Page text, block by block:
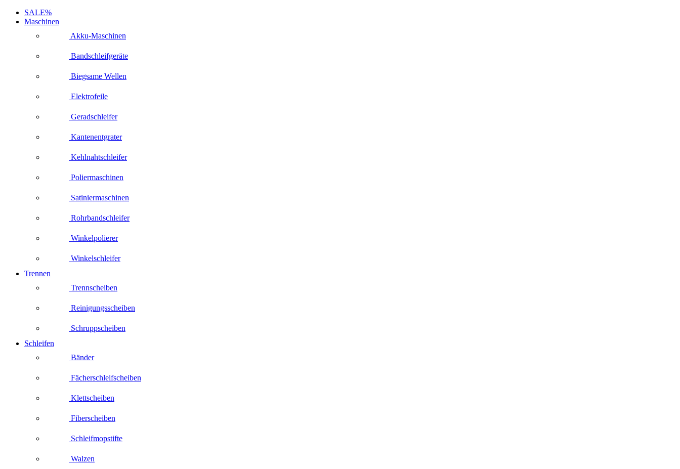
SALE%
Maschinen
Akku-Maschinen
Bandschleifgeräte
Biegsame Wellen
Elektrofeile
Geradschleifer
Kantenentgrater
Kehlnahtschleifer
Poliermaschinen
Satiniermaschinen
Rohrbandschleifer
Winkelpolierer
Winkelschleifer
Trennen
Trennscheiben
Reinigungsscheiben
Schruppscheiben
Schleifen
Bänder
Fächerschleifscheiben
Klettscheiben
Fiberscheiben
Schleifmopstifte
Walzen